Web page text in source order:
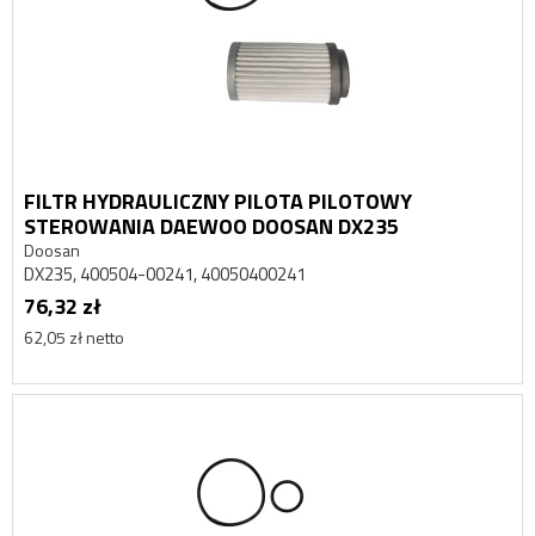
FILTR HYDRAULICZNY PILOTA PILOTOWY
STEROWANIA DAEWOO DOOSAN DX235
Doosan
DX235, 400504-00241, 40050400241
76,32 zł
62,05 zł netto